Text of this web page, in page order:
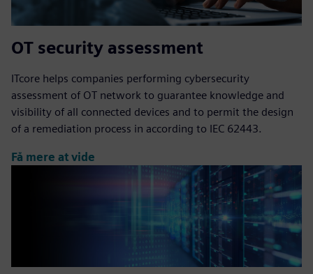
OT security assessment
ITcore helps companies performing cybersecurity
assessment of OT network to guarantee knowledge and
visibility of all connected devices and to permit the design
of a remediation process in according to IEC 62443.
Få mere at vide